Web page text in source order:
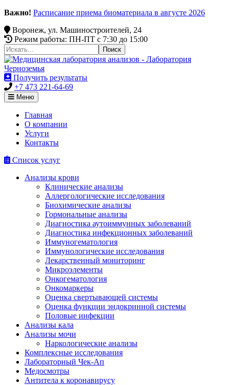
Важно! Расписание приема биоматериала в августе 2026
Воронеж, ул. Машиностроителей, 24
Режим работы: ПН-ПТ c 7:30 до 15:00
Получить результаты
+7 473 221-64-69
Меню
Главная
О компании
Услуги
Контакты
Список услуг
Анализы крови
Клинические анализы
Аллергологические исследования
Биохимические анализы
Гормональные анализы
Диагностика аутоиммунных заболеваний
Диагностика инфекционных заболеваний
Иммуногематология
Иммунологические исследования
Лекарственный мониторинг
Микроэлементы
Онкогематология
Онкомаркеры
Оценка свертывающей системы
Оценка функции эндокринной системы
Половые инфекции
Анализы кала
Анализы мочи
Наркологические анализы
Комплексные исследования
Лабораторный Чек-Ап
Медосмотры
Антитела к коронавирусу